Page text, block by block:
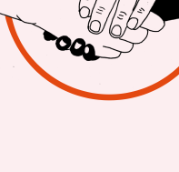
„Wenn
Auch der
man für